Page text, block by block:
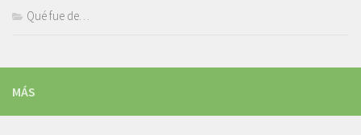
Qué fue de…
MÁS